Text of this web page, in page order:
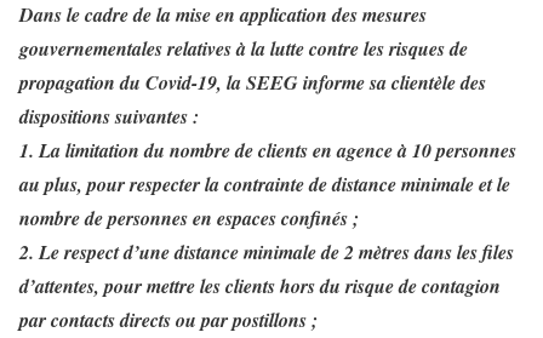
Dans le cadre de la mise en application des mesures
gouvernementales relatives à la lutte contre les risques de
propagation du Covid-19, la SEEG informe sa clientèle des
dispositions suivantes :
1. La limitation du nombre de clients en agence à 10 personnes
au plus, pour respecter la contrainte de distance minimale et le
nombre de personnes en espaces confinés ;
2. Le respect d’une distance minimale de 2 mètres dans les files
d’attentes, pour mettre les clients hors du risque de contagion
par contacts directs ou par postillons ;